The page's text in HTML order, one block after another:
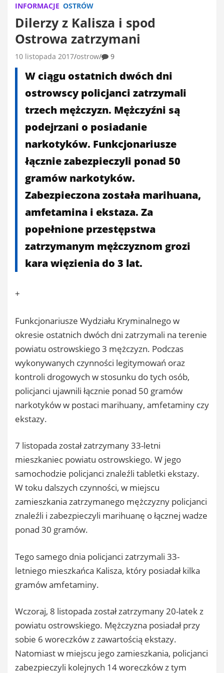
INFORMACJE OSTRÓW
Dilerzy z Kalisza i spod
Ostrowa zatrzymani
10 listopada 2017 ostrow 9
W ciągu ostatnich dwóch dni
ostrowscy policjanci zatrzymali
trzech mężczyzn. Mężczyźni są
podejrzani o posiadanie
narkotyków. Funkcjonariusze
łącznie zabezpieczyli ponad 50
gramów narkotyków.
Zabezpieczona została marihuana,
amfetamina i ekstaza. Za
popełnione przestępstwa
zatrzymanym mężczyznom grozi
kara więzienia do 3 lat.
+
Funkcjonariusze Wydziału Kryminalnego w
okresie ostatnich dwóch dni zatrzymali na terenie
powiatu ostrowskiego 3 mężczyzn. Podczas
wykonywanych czynności legitymowań oraz
kontroli drogowych w stosunku do tych osób,
policjanci ujawnili łącznie ponad 50 gramów
narkotyków w postaci marihuany, amfetaminy czy
ekstazy.
7 listopada został zatrzymany 33-letni
mieszkaniec powiatu ostrowskiego. W jego
samochodzie policjanci znaleźli tabletki ekstazy.
W toku dalszych czynności, w miejscu
zamieszkania zatrzymanego mężczyzny policjanci
znaleźli i zabezpieczyli marihuanę o łącznej wadze
ponad 30 gramów.
Tego samego dnia policjanci zatrzymali 33-
letniego mieszkańca Kalisza, który posiadał kilka
gramów amfetaminy.
Wczoraj, 8 listopada został zatrzymany 20-latek z
powiatu ostrowskiego. Mężczyzna posiadał przy
sobie 6 woreczków z zawartością ekstazy.
Natomiast w miejscu jego zamieszkania, policjanci
zabezpieczyli kolejnych 14 woreczków z tym